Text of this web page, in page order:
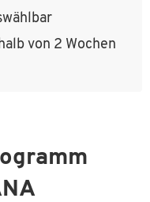
von 2 Wochen